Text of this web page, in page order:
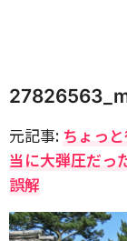
元記事: ちょっ
当に大弾圧だっ
誤解